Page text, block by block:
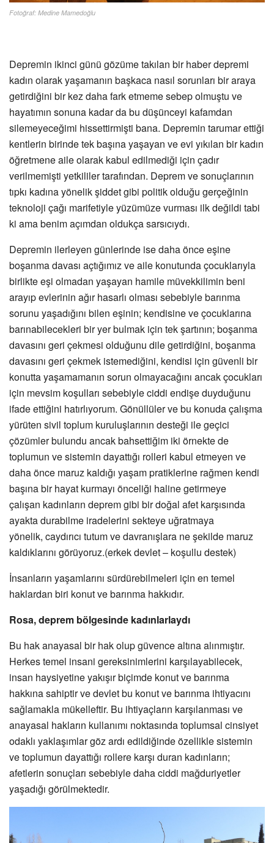
Fotoğraf: Medine Mamedoğlu
Depremin ikinci günü gözüme takılan bir haber depremi
kadın olarak yaşamanın başkaca nasıl sorunları bir araya
getirdiğini bir kez daha fark etmeme sebep olmuştu ve
hayatımın sonuna kadar da bu düşünceyi kafamdan
silemeyeceğimi hissettirmişti bana. Depremin tarumar ettiği
kentlerin birinde tek başına yaşayan ve evi yıkılan bir kadın
öğretmene aile olarak kabul edilmediği için çadır
verilmemişti yetkililer tarafından. Deprem ve sonuçlarının
tıpkı kadına yönelik şiddet gibi politik olduğu gerçeğinin
teknoloji çağı marifetiyle yüzümüze vurması ilk değildi tabi
ki ama benim açımdan oldukça sarsıcıydı.
Depremin ilerleyen günlerinde ise daha önce eşine
boşanma davası açtığımız ve aile konutunda çocuklarıyla
birlikte eşi olmadan yaşayan hamile müvekkilimin beni
arayıp evlerinin ağır hasarlı olması sebebiyle barınma
sorunu yaşadığını bilen eşinin; kendisine ve çocuklarına
barınabilecekleri bir yer bulmak için tek şartının; boşanma
davasını geri çekmesi olduğunu dile getirdiğini, boşanma
davasını geri çekmek istemediğini, kendisi için güvenli bir
konutta yaşamamanın sorun olmayacağını ancakçocukları
için mevsim koşulları sebebiyle ciddi endişe duyduğunu
ifade ettiğini hatırlıyorum. Gönüllülerve bu konuda çalışma
yürüten sivil toplum kuruluşlarının desteği ile geçici
çözümler bulundu ancak bahsettiğim iki örnekte de
toplumun ve sistemin dayattığı rolleri kabul etmeyen ve
daha önce maruz kaldığı yaşam pratiklerine rağmen kendi
başına bir hayat kurmayı önceliği haline getirmeye
çalışan kadınların deprem gibi bir doğal afet karşısında
ayakta durabilme iradelerini sekteye uğratmaya
yönelik, caydırıcı tutum ve davranışlara ne şekilde maruz
kaldıklarını görüyoruz.(erkek devlet – koşullu destek)
İnsanların yaşamlarını sürdürebilmeleri için en temel
haklardan biri konut ve barınma hakkıdır.
Rosa, deprem bölgesinde kadınlarlaydı
Bu hak anayasal bir hak olup güvence altına alınmıştır.
Herkes temel insani gereksinimlerini karşılayabilecek,
insan haysiyetine yakışır biçimde konut ve barınma
hakkına sahiptir ve devlet bu konut ve barınma ihtiyacını
sağlamakla mükelleftir. Bu ihtiyaçların karşılanması ve
anayasal hakların kullanımı noktasında toplumsal cinsiyet
odaklı yaklaşımlar göz ardı edildiğinde özellikle sistemin
ve toplumun dayattığı rollere karşı duran kadınların;
afetlerin sonuçları sebebiyle daha ciddi mağduriyetler
yaşadığı görülmektedir.